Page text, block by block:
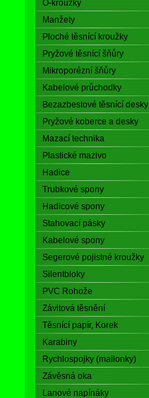
O-kroužky
Manžety
Ploché těsnící kroužky
Pryžové těsnící šňůry
Mikroporézní šňůry
Kabelové průchodky
Bezazbestové těsnící desky
Pryžové koberce a desky
Mazací technika
Plastické mazivo
Hadice
Trubkové spony
Hadicové spony
Stahovací pásky
Kabelové spony
Segerové pojistné kroužky
Silentbloky
PVC Rohože
Závitová těsnění
Těsnící papír, Korek
Karabiny
Rychlospojky (mailonky)
Závěsná oka
Lanové napínáky